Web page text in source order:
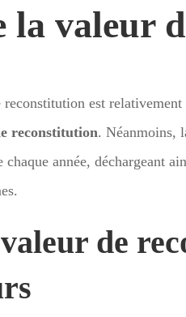
la valeur
est
reconstitution. Néanmoins,
année, déchargeant
de